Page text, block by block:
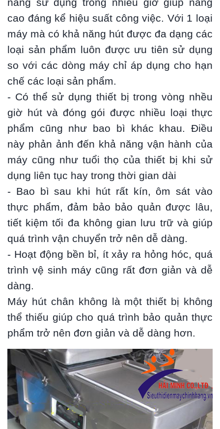
năng sử dụng trong nhiều giờ giúp nâng
cao đáng kể hiệu suất công việc. Với 1 loại
máy mà có khả năng hút được đa dạng các
loại sản phẩm luôn được ưu tiên sử dụng
so với các dòng máy chỉ áp dụng cho hạn
chế các loại sản phẩm.
- Có thể sử dụng thiết bị trong vòng nhều
giờ hút và đóng gói được nhiều loại thực
phẩm cũng như bao bì khác khau. Điều
này phản ảnh đến khả năng vận hành của
máy cũng như tuổi thọ của thiết bị khi sử
dụng liên tục hay trong thời gian dài
- Bao bì sau khi hút rất kín, ôm sát vào
thực phẩm, đảm bảo bảo quản được lâu,
tiết kiệm tối đa không gian lưu trữ và giúp
quá trình vận chuyển trở nên dễ dàng.
- Hoạt động bền bỉ, ít xảy ra hỏng hóc, quá
trình vệ sinh máy cũng rất đơn giản và dễ
dàng.
Máy hút chân không là một thiết bị không
thể thiếu giúp cho quá trình bảo quản thực
phẩm trở nên đơn giản và dễ dàng hơn.